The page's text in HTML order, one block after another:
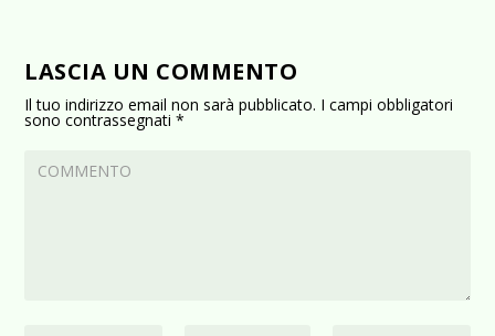
LASCIA UN COMMENTO
Il tuo indirizzo email non sarà pubblicato. I campi obbligatori
sono contrassegnati*